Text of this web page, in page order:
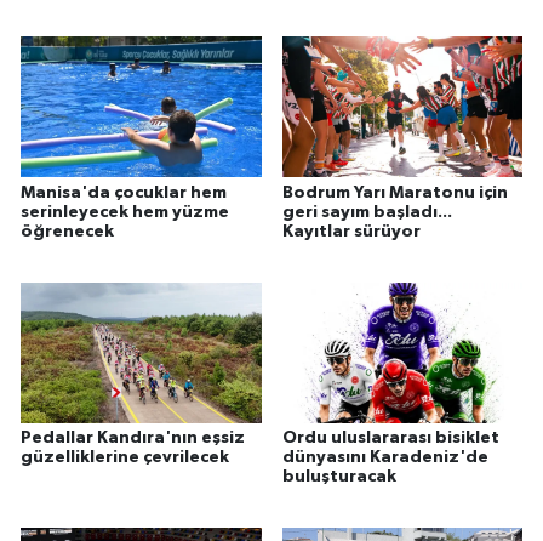
Manisa'da çocuklar hem
serinleyecek hem yüzme
öğrenecek
Bodrum Yarı Maratonu için
geri sayım başladı...
Kayıtlar sürüyor
Pedallar Kandıra'nın eşsiz
güzelliklerine çevrilecek
Ordu uluslararası bisiklet
dünyasını Karadeniz'de
buluşturacak